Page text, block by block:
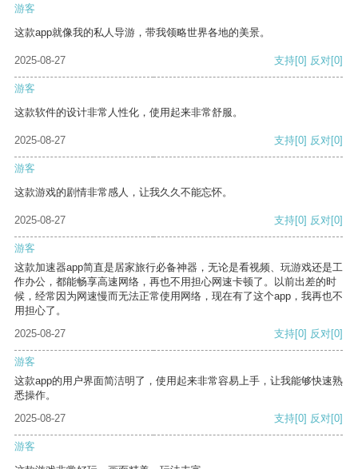
游客
这款app就像我的私人导游，带我领略世界各地的美景。
2025-08-27 支持[0] 反对[0]
游客
这款软件的设计非常人性化，使用起来非常舒服。
2025-08-27 支持[0] 反对[0]
游客
这款游戏的剧情非常感人，让我久久不能忘怀。
2025-08-27 支持[0] 反对[0]
游客
这款加速器app简直是居家旅行必备神器，无论是看视频、玩游戏还是工
作办公，都能畅享高速网络，再也不用担心网速卡顿了。以前出差的时
候，经常因为网速慢而无法正常使用网络，现在有了这个app，我再也不
用担心了。
2025-08-27
支持[0] 反对[0]
游客
这款app的用户界面简洁明了，使用起来非常容易上手，让我能够快速熟
悉操作。
2025-08-27
支持[0] 反对[0]
游客